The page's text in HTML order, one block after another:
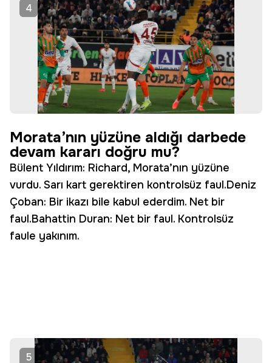
4
Morata’nın yüzüne aldığı darbede
devam kararı doğru mu?
Bülent Yıldırım: Richard, Morata’nın yüzüne
vurdu. Sarı kart gerektiren kontrolsüz faul.Deniz
Çoban: Bir ikazı bile kabul ederdim. Net bir
faul.Bahattin Duran: Net bir faul. Kontrolsüz
faule yakınım.
5